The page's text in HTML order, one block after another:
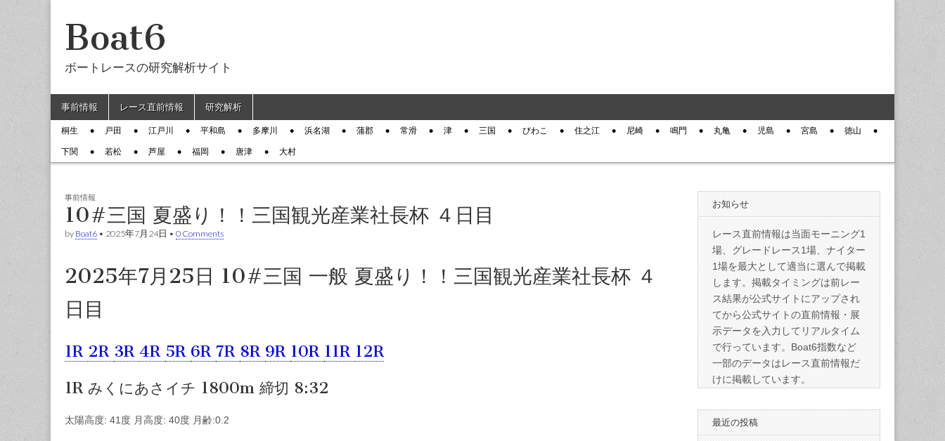
Boat6
ボートレースの研究解析サイト
Main menu
Skip to content
事前情報 レース直前情報 研究解析
Sub menu
桐生 戸田 江戸川 平和島 多摩川 浜名湖 蒲郡 常滑 津 三国 びわこ 住之江 尼崎 鳴門 丸亀 児島 宮島 徳山
下関 若松 芦屋 福岡 唐津 大村
事前情報
10#三国 夏盛り！！三国観光産業社長杯 ４日目
by Boat6 • 2025年7月24日 • 0 Comments
2025年7月25日 10#三国 一般 夏盛り！！三国観光産業社長杯 ４
日目
1R 2R 3R 4R 5R 6R 7R 8R 9R 10R 11R 12R
1R みくにあさイチ 1800m 締切 8:32
太陽高度: 41度 月高度: 40度 月齢:0.2
お知らせ
レース直前情報は当面モーニング1
場、グレードレース1場、ナイター
1場を最大として適当に選んで掲載
します。掲載タイミングは前レー
ス結果が公式サイトにアップされ
てから公式サイトの直前情報・展
示データを入力してリアルタイム
で行っています。Boat6指数など
一部のデータはレース直前情報だ
けに掲載しています。
最近の投稿